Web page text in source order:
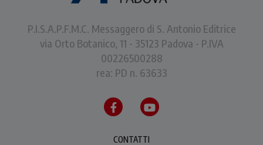
P.I.S.A.P.F.M.C. Messaggero di S. Antonio Editrice
via Orto Botanico, 11 - 35123 Padova - P.IVA
00226500288
rea: PD n. 63633
CONTATTI